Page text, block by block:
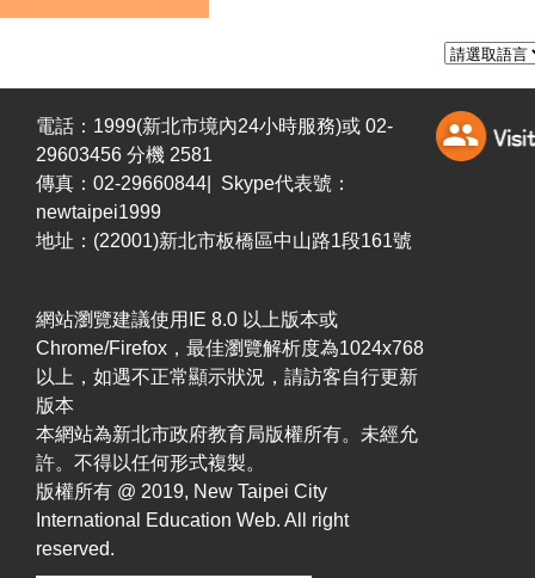
電話：1999(新北市境內24小時服務)或 02-
29603456 分機 2581
傳真：02-29660844| Skype代表號：
newtaipei1999
地址：(22001)新北市板橋區中山路1段161號
網站瀏覽建議使用IE 8.0 以上版本或
Chrome/Firefox，最佳瀏覽解析度為1024x768
以上，如遇不正常顯示狀況，請訪客自行更新
版本
本網站為新北市政府教育局版權所有。未經允
許。不得以任何形式複製。
版權所有 @ 2019, New Taipei City
International Education Web. All right
reserved.